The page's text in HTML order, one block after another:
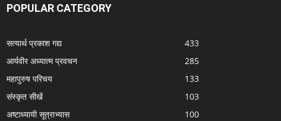
POPULAR CATEGORY
सत्यार्थ प्रकाश गद्य
433
आर्यवीर अध्यात्म प्रवचन
285
महापुरुष परिचय
133
संस्कृत सीखें
103
अष्टाध्यायी सूत्राभ्यास
100